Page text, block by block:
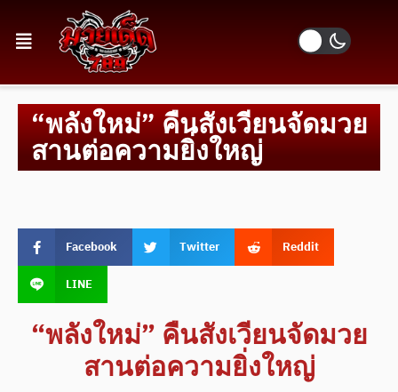
“พลังใหม่” คืนสังเวียนจัดมวย
สานต่อความยิ่งใหญ่
Facebook Twitter
Reddit
LINE
“พลังใหม่” คืนสังเวียนจัดมวย
สานต่อความยิ่งใหญ่